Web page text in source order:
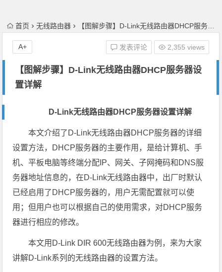
首页 无线路由器 【图解步骤】D-Link无线路由器DHCP服务器设置详解
【图解步骤】D-Link无线路由器DHCP服务器设
置详解
发表评论 2,355 views
A+
D-Link无线路由器DHCP服务器设置详解
本文介绍了D-Link无线路由器DHCP服务器的详细
设置方法，DHCP服务器的主要作用，是给计算机、手
机、平板电脑等终端分配IP、网关、子网掩码和DNS服
务器地址信息的，在D-Link无线路由器中，出厂时默认
已经启用了DHCP服务器的，用户无需配置就可以使
用；但用户也可以根据自己的使用需求，对DHCP服务
器进行相应的修改。
本文用D-Link DIR 600无线路由器为例，来为大家
讲解D-Link系列的无线路由器的设置方法。